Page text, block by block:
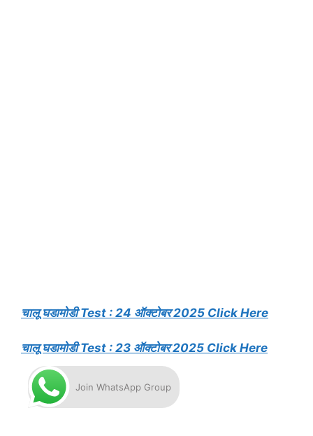
चालू घडामोडी Test : 24 ऑक्टोबर 2025 Click Here
चालू घडामोडी Test : 23 ऑक्टोबर 2025 Click Here
Join WhatsApp Group